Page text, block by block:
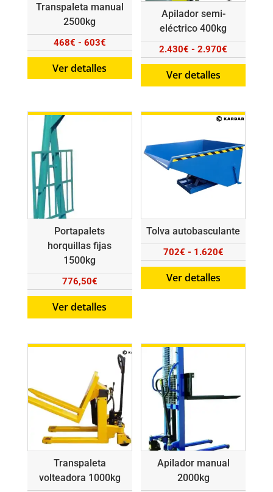
Transpaleta manual
2500kg
468€ - 603€Rango
de
precios:
Ver detalles
Apilador semi-
eléctrico 400kg
2.430€ - 2.970€
de
2.430€
2.970€
Ver detalles
Portapalets
horquillas fijas
1500kg
776,50€
Ver detalles
Tolva autobasculante
702€ - 1.620€Rango
de
1.620€
Ver detalles
Transpaleta
volteadora 1000kg
Apilador manual
2000kg